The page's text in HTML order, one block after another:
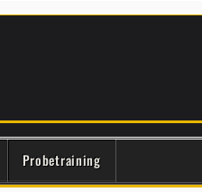
Probetraining